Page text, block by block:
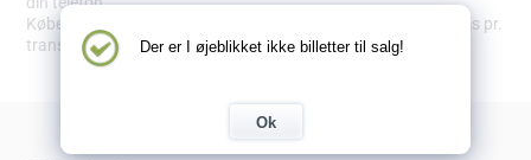
Købet bliver pålagt en adm. omkostning på 9,89 kr. inkl. moms pr.
transaktion.
Der er I øjeblikket ikke billetter til salg!
Ok